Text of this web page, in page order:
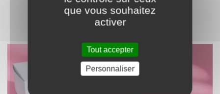
que vous souhaitez
activer
Tout accepter
Personnaliser